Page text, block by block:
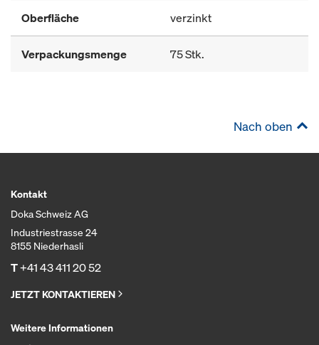
Oberfläche verzinkt
Verpackungsmenge 75 Stk.
Nach oben
Kontakt
Doka Schweiz AG
Industriestrasse 24
8155 Niederhasli
T+41 43 411 20 52
JETZT KONTAKTIEREN
Weitere Informationen